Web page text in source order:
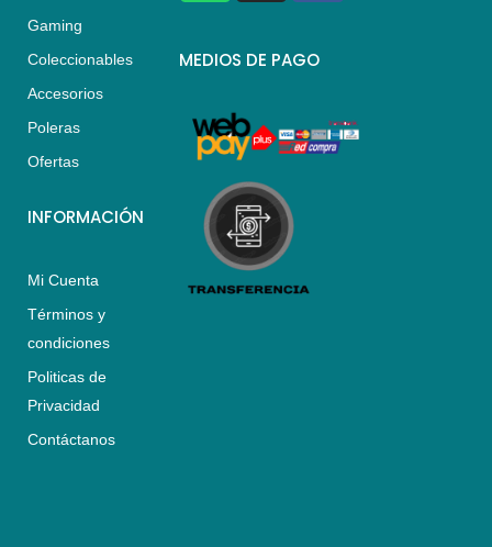
Gaming
Coleccionables
Accesorios
Poleras
Ofertas
INFORMACIÓN
Mi Cuenta
Términos y
condiciones
Politicas de
Privacidad
Contáctanos
a
s
p
s
a
a
m
c
b
k
MEDIOS DE PAGO